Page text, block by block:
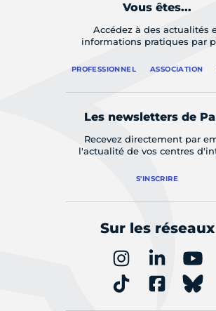
Vous êtes...
Accédez à des actualités
informations pratiques par
PROFESSIONNEL ASSOCIATION
Les newsletters de
Recevez directement par
l'actualité de vos centres
S'INSCRIRE
Sur les réseaux